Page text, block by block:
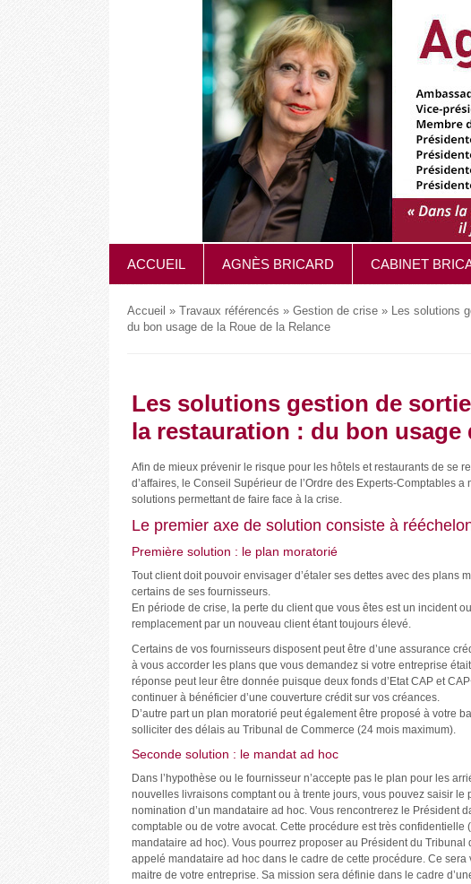
ACCUEIL AGNÈS BRICARD CABINET
Accueil » Travaux référencés » Gestion de crise » Les solutions
du bon usage de la Roue de la Relance
Les solutions gestion de
la restauration : du bon usage
Afin de mieux prévenir le risque pour les hôtels et restaurants de se
d’affaires, le Conseil Supérieur de l’Ordre des Experts-Comptables a
solutions permettant de faire face à la crise.
Le premier axe de solution consiste à
Première solution : le plan moratorié
Tout client doit pouvoir envisager d’étaler ses dettes avec des plans
certains de ses fournisseurs.
En période de crise, la perte du client que vous êtes est un incident
remplacement par un nouveau client étant toujours élevé.
Certains de vos fournisseurs disposent peut être d’une assurance
à vous accorder les plans que vous demandez si votre entreprise
réponse peut leur être donnée puisque deux fonds d’Etat CAP et
continuer à bénéficier d’une couverture crédit sur vos créances.
D’autre part un plan moratorié peut également être proposé à votre
solliciter des délais au Tribunal de Commerce (24 mois maximum).
Seconde solution : le mandat ad hoc
Dans l’hypothèse ou le fournisseur n’accepte pas le plan pour les
nouvelles livraisons comptant ou à trente jours, vous pouvez saisir
nomination d’un mandataire ad hoc. Vous rencontrerez le Président
comptable ou de votre avocat. Cette procédure est très
mandataire ad hoc). Vous pourrez proposer au Président du
appelé mandataire ad hoc dans le cadre de cette procédure. Ce
maitre de votre entreprise. Sa mission sera définie dans le cadre